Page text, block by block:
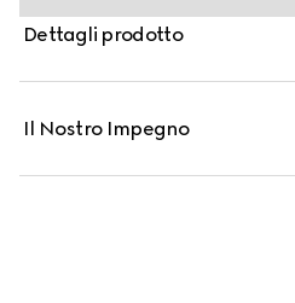
ricercati, artigianalità intricata
caratteristico GG su questo stile.
Dettagli prodotto
Il Nostro Impegno